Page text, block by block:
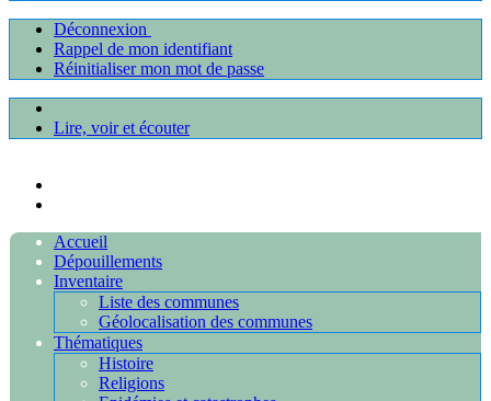
Déconnexion
Rappel de mon identifiant
Réinitialiser mon mot de passe
Lire, voir et écouter
Accueil
Dépouillements
Inventaire
Liste des communes
Géolocalisation des communes
Thématiques
Histoire
Religions